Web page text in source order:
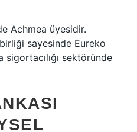
Achmea üyesidir.
sayesinde Eureko
sigortacılığı sektöründe